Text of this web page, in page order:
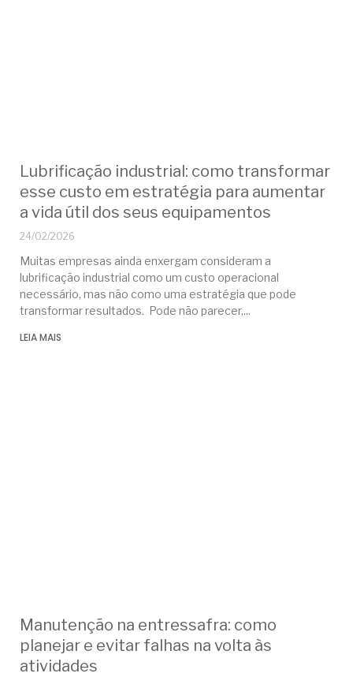
Lubrificação industrial: como transformar
esse custo em estratégia para aumentar
a vida útil dos seus equipamentos
24/02/2026
Muitas empresas ainda enxergam consideram a
lubrificação industrial como um custo operacional
necessário, mas não como uma estratégia que pode
transformar resultados. Pode não parecer,
LEIA MAIS
Manutenção na entressafra: como
planejar e evitar falhas na volta às
atividades